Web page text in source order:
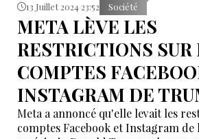
13 Juillet 2024 23:52 Société
META LÈVE LES
RESTRICTIONS SUR
COMPTES
INSTAGRAM DE
Meta a annoncé qu'elle levait les
comptes Facebook et Instagram